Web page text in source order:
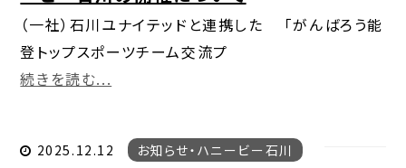
（一社）石川ユナイテッドと連携した 「がんばろう能
登トップスポーツチーム交流プ
続きを読む...
2025.12.12 お知らせ ハニービー石川